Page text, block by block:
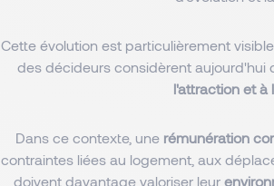
Cette évolution est particulièrement
des décideurs considèrent aujourd'hui
l'attraction et à
Dans ce contexte, une rémunération
contraintes liées au logement, aux
doivent davantage valoriser leur